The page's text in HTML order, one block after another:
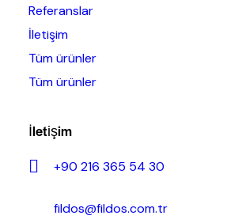
Referanslar
İletişim
Tüm ürünler
Tüm ürünler
İletişim
+90 216 365 54 30
fildos@fildos.com.tr